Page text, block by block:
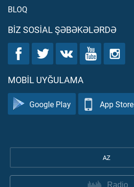
BLOQ
BIZ SOSIAL ŞƏBƏKƏLƏRDƏ
MOBIL UYĞULAMA
Google Play App Store
AZ
Radio